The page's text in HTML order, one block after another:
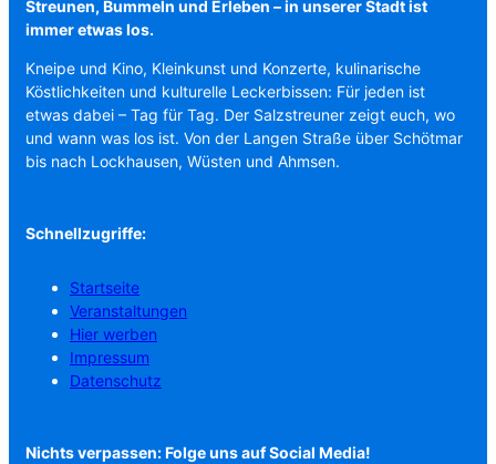
Streunen, Bummeln und Erleben – in unserer Stadt ist
immer etwas los.
Kneipe und Kino, Kleinkunst und Konzerte, kulinarische
Köstlichkeiten und kulturelle Leckerbissen: Für jeden ist
etwas dabei – Tag für Tag. Der Salzstreuner zeigt euch, wo
und wann was los ist. Von der Langen Straße über Schötmar
bis nach Lockhausen, Wüsten und Ahmsen.
Schnellzugriffe:
Startseite
Veranstaltungen
Hier werben
Impressum
Datenschutz
Nichts verpassen: Folge uns auf Social Media!